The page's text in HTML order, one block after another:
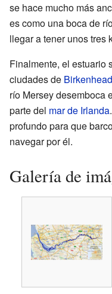
se hace mucho más
es como una boca de
llegar a tener unos tres
Finalmente, el estuario
ciudades de Birkenhead
río Mersey desemboca
parte del mar de Irlanda
profundo para que
navegar por él.
Galería de